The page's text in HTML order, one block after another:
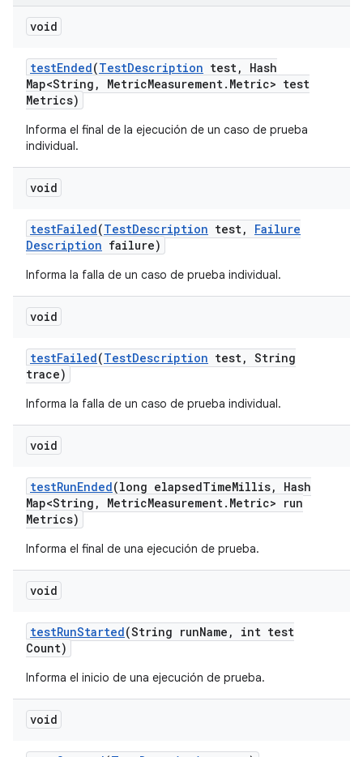
void
testEnded(TestDescription test,
Hash
Map<String , MetricMeasurement. Metric> test
Metrics)
Informa el final de la ejecución de un caso de prueba
individual.
void
testFailed(TestDescription test,
Failure
Description failure)
Informa la falla de un caso de prueba individual.
void
testFailed(TestDescription test, String
trace)
Informa la falla de un caso de prueba individual.
void
testRunEnded(long elapsedTimeMillis,
Hash
Map<String , MetricMeasurement. Metric> run
Metrics)
Informa el final de una ejecución de prueba.
void
testRunStarted(String runName ,
int test
Count)
Informa el inicio de una ejecución de prueba.
void